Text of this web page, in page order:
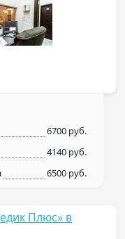
6700 руб.
4140 руб.
6500 руб.
Плюс» в